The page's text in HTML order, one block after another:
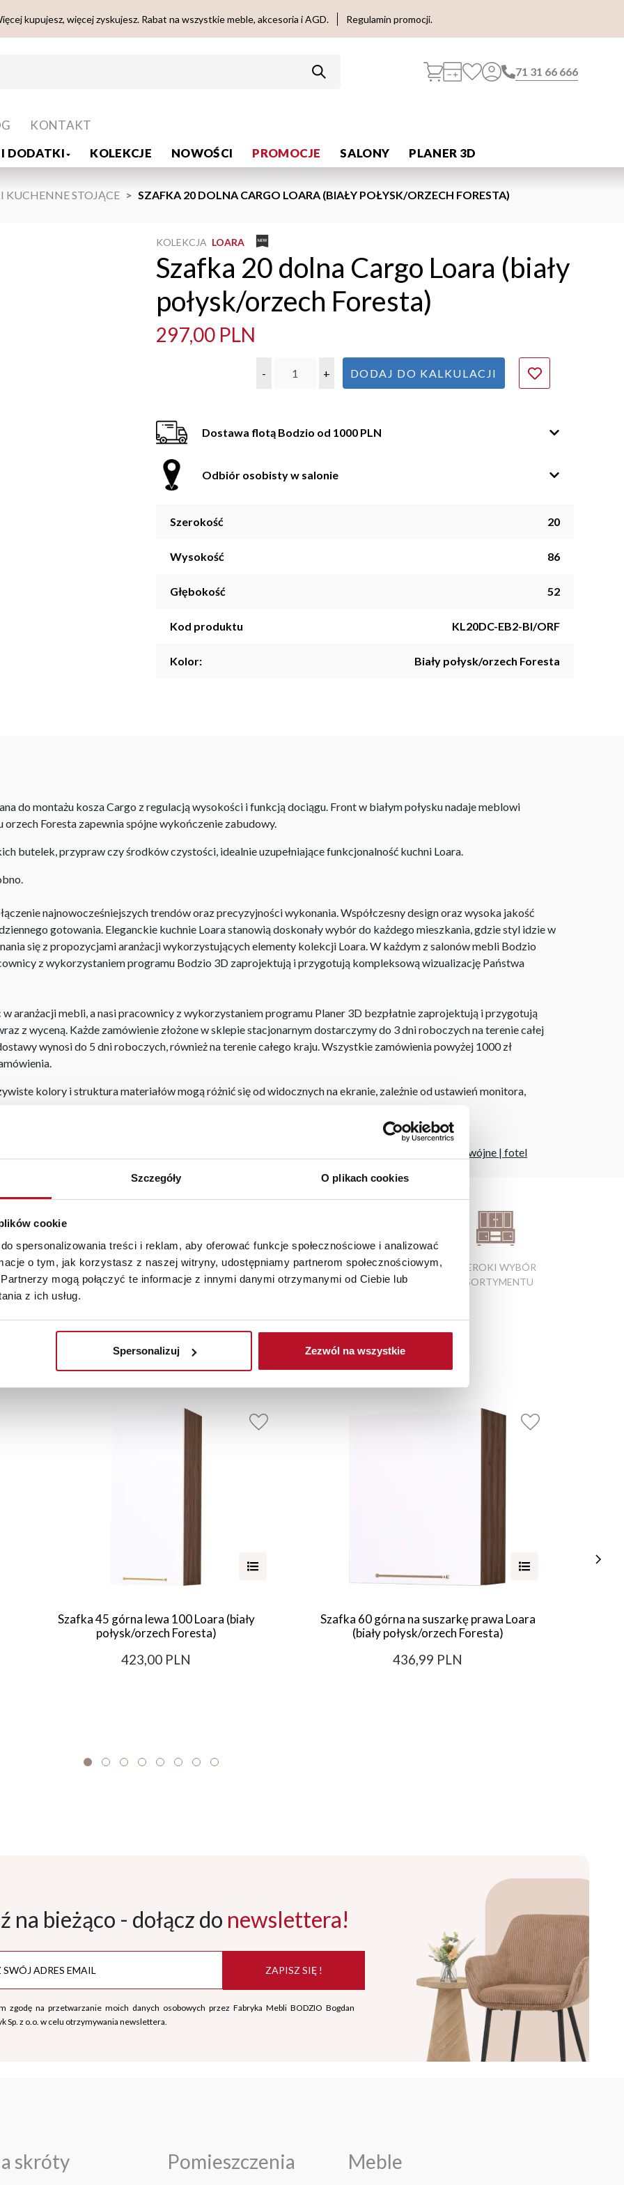
Szczegóły O plikach cookies
cookie
spersonalizowania treści i reklam, aby oferować funkcje społecznościowe i analizować
o tym, jak korzystasz z naszej witryny, udostępniamy partnerom społecznościowym,
mogą połączyć te informacje z innymi danymi otrzymanymi od Ciebie lub
z ich usług.
Spersonalizuj Zezwól na wszystkie
kupujesz, więcej zyskujesz. Rabat na wszystkie meble, akcesoria i AGD. Regulamin promocji.
71 31 66 666
DODATKI KOLEKCJE NOWOŚCI PROMOCJE SALONY PLANER 3D
KONTAKT
KUCHENNE STOJĄCE SZAFKA 20 DOLNA CARGO LOARA (BIAŁY POŁYSK/ORZECH FORESTA)
KOLEKCJA LOARA
Szafka 20 dolna Cargo Loara (biały
połysk/orzech Foresta)
297,00 PLN
- + DODAJ DO KALKULACJI
Dostawa flotą Bodzio od 1000 PLN
Odbiór osobisty w salonie
Szerokość 20
Wysokość 86
Głębokość 52
Kod produktu KL20DC-EB2-BI/ORF
Kolor: Biały połysk/orzech Foresta
do montażu kosza Cargo z regulacją wysokości i funkcją dociągu. Front w białym połysku nadaje meblowi
Foresta zapewnia spójne wykończenie zabudowy.
butelek, przypraw czy środków czystości, idealnie uzupełniające funkcjonalność kuchni Loara.
najnowocześniejszych trendów oraz precyzyjności wykonania. Współczesny design oraz wysoka jakość
gotowania. Eleganckie kuchnie Loara stanowią doskonały wybór do każdego mieszkania, gdzie styl idzie w
się z propozycjami aranżacji wykorzystujących elementy kolekcji Loara. W każdym z salonów mebli Bodzio
z wykorzystaniem programu Bodzio 3D zaprojektują i przygotują kompleksową wizualizację Państwa
aranżacji mebli, a nasi pracownicy z wykorzystaniem programu Planer 3D bezpłatnie zaprojektują i przygotują
z wyceną. Każde zamówienie złożone w sklepie stacjonarnym dostarczymy do 3 dni roboczych na terenie całej
wynosi do 5 dni roboczych, również na terenie całego kraju. Wszystkie zamówienia powyżej 1000 zł
kolory i struktura materiałów mogą różnić się od widocznych na ekranie, zależnie od ustawień monitora,
łóżko podwójne | fotel
BEZPIECZNE ZAKUPY
PRZEZ INTERNET
WYSOKA JAKOŚĆ
MATERIAŁÓW
ATRAKCYJNE CENY
PRODUKTÓW
SZEROKI WYBÓR
ASORTYMENTU
Elementy uzupełniające
Szafka 45 górna lewa 100 Loara (biały
połysk/orzech Foresta)
423,00 PLN
Szafka 60 górna na suszarkę prawa Loara
(biały połysk/orzech Foresta)
436,99 PLN
na bieżąco - dołącz do newslettera!
ZAPISZ SIĘ !
zgodę na przetwarzanie moich danych osobowych przez Fabryka Mebli BODZIO Bogdan
Sp. z o.o. w celu otrzymywania newslettera.
skróty Pomieszczenia Meble